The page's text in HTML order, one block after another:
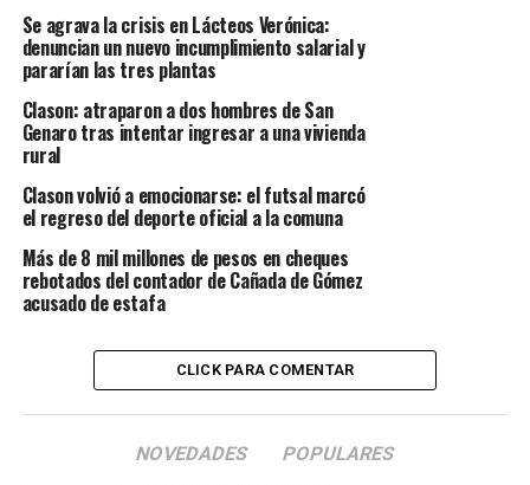
Se agrava la crisis en Lácteos Verónica:
denuncian un nuevo incumplimiento salarial y
pararían las tres plantas
Clason: atraparon a dos hombres de San
Genaro tras intentar ingresar a una vivienda
rural
Clason volvió a emocionarse: el futsal marcó
el regreso del deporte oficial a la comuna
Más de 8 mil millones de pesos en cheques
rebotados del contador de Cañada de Gómez
acusado de estafa
CLICK PARA COMENTAR
NOVEDADES POPULARES